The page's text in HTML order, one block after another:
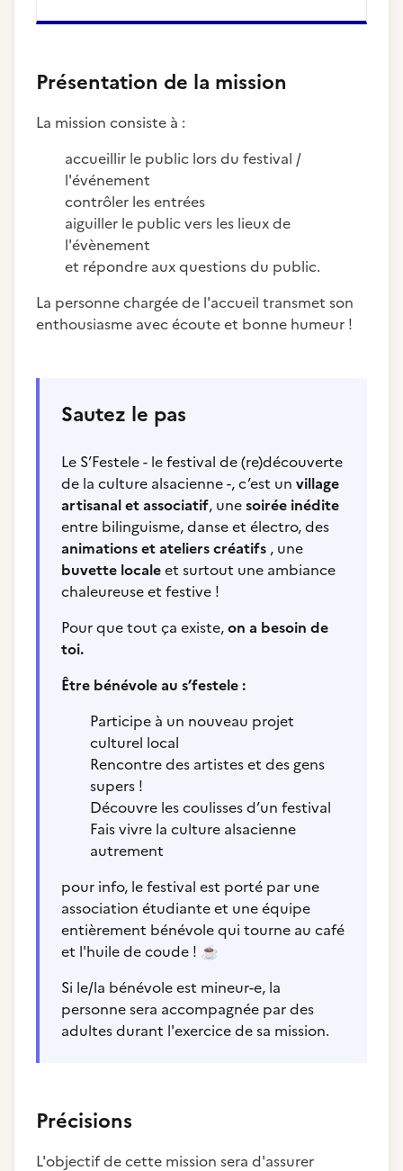
Présentation de la mission
La mission consiste à :
accueillir le public lors du festival /
l'événement
contrôler les entrées
aiguiller le public vers les lieux de
l'évènement
et répondre aux questions du public.
La personne chargée de l'accueil transmet son
enthousiasme avec écoute et bonne humeur !
Sautez le pas
Le S’Festele - le festival de (re)découverte
de la culture alsacienne -, c’est un village
artisanal et associatif, unesoirée inédite
entre bilinguisme, danse et électro, des
animations et ateliers créatifs , une
buvette localeet surtout une ambiance
chaleureuse et festive !
Pour que tout ça existe,on a besoin de
toi.
Être bénévole au s’festele :
Participe à un nouveau projet
culturel local
Rencontre des artistes et des gens
supers !
Découvre les coulisses d’un festival
Fais vivre la culture alsacienne
autrement
pour info, le festival est porté par une
association étudiante et une équipe
entièrement bénévole qui tourne au café
et l'huile de coude ! ☕
Si le/la bénévole est mineur-e, la
personne sera accompagnée par des
adultes durant l'exercice de sa mission.
Précisions
L'objectif de cette mission sera d'assurer